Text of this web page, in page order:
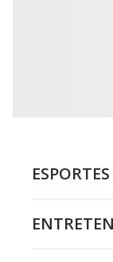
ESPORTES